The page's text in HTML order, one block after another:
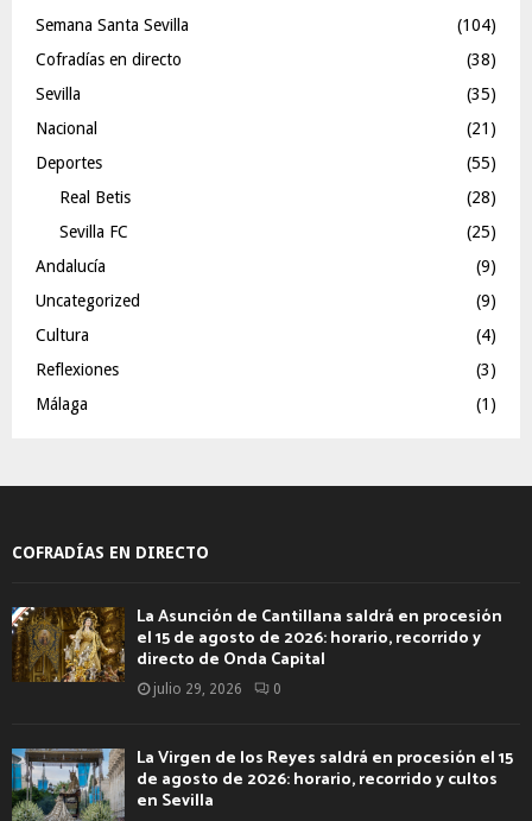
Semana Santa Sevilla
(104)
Cofradías en directo
(38)
Sevilla
(35)
Nacional
(21)
Deportes
(55)
Real Betis
(28)
Sevilla FC
(25)
Andalucía
(9)
Uncategorized
(9)
Cultura
(4)
Reflexiones
(3)
Málaga
(1)
COFRADÍAS EN DIRECTO
La Asunción de Cantillana saldrá en procesión
el 15 de agosto de 2026: horario, recorrido y
directo de Onda Capital
julio 29, 2026 0
La Virgen de los Reyes saldrá en procesión el 15
de agosto de 2026: horario, recorrido y cultos
en Sevilla